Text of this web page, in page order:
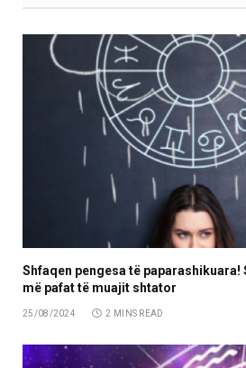
Shfaqen pengesa të
më pafat të muajit shtator
25/08/2024 2 MINS READ